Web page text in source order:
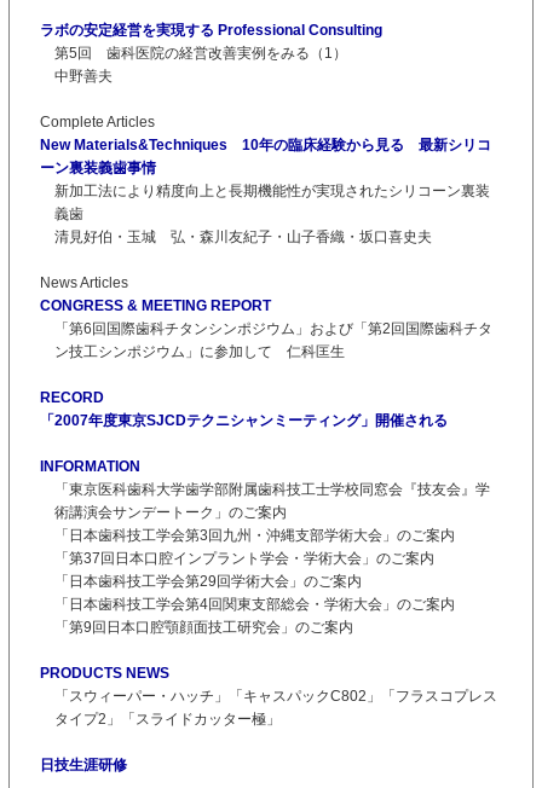
ラボの安定経営を実現する Professional Consulting
第5回 歯科医院の経営改善実例をみる（1）
中野善夫
Complete Articles
New Materials&Techniques 10年の臨床経験から見る 最新シリコ
ーン裏装義歯事情
新加工法により精度向上と長期機能性が実現されたシリコーン裏装
義歯
清見好伯・玉城 弘・森川友紀子・山子香織・坂口喜史夫
News Articles
CONGRESS & MEETING REPORT
「第6回国際歯科チタンシンポジウム」および「第2回国際歯科チタ
ン技工シンポジウム」に参加して 仁科匡生
RECORD
「2007年度東京SJCDテクニシャンミーティング」開催される
INFORMATION
「東京医科歯科大学歯学部附属歯科技工士学校同窓会『技友会』学
術講演会サンデートーク」のご案内
「日本歯科技工学会第3回九州・沖縄支部学術大会」のご案内
「第37回日本口腔インプラント学会・学術大会」のご案内
「日本歯科技工学会第29回学術大会」のご案内
「日本歯科技工学会第4回関東支部総会・学術大会」のご案内
「第9回日本口腔顎顔面技工研究会」のご案内
PRODUCTS NEWS
「スウィーパー・ハッチ」「キャスパックC802」「フラスコプレス
タイプ2」「スライドカッター極」
日技生涯研修